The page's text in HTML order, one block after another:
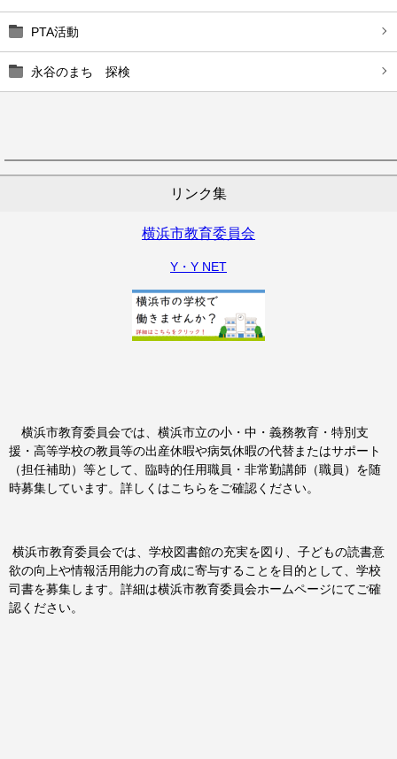
PTA活動
永谷のまち 探検
リンク集
横浜市教育委員会
Y・Y NET
横浜市教育委員会では、横浜市立の小・中・義務教育・特別支
援・高等学校の教員等の出産休暇や病気休暇の代替またはサポート
（担任補助）等として、臨時的任用職員・非常勤講師（職員）を随
時募集しています。詳しくはこちらをご確認ください。
横浜市教育委員会では、学校図書館の充実を図り、子どもの読書意
欲の向上や情報活用能力の育成に寄与することを目的として、学校
司書を募集します。詳細は横浜市教育委員会ホームページにてご確
認ください。